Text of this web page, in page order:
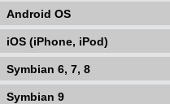
Android OS
iOS (iPhone, iPod)
Symbian 6, 7, 8
Symbian 9